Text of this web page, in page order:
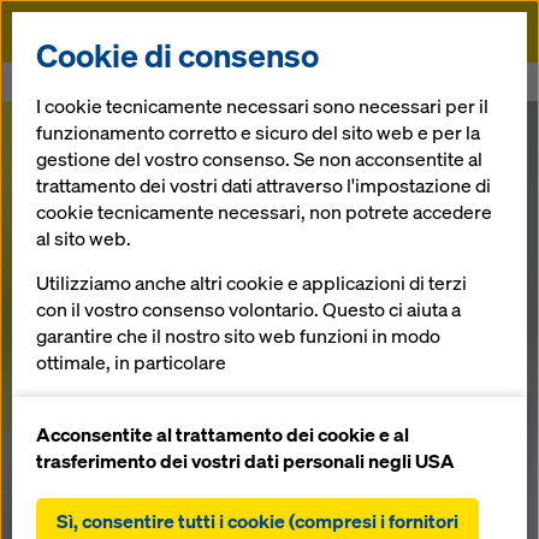
Doka
Grazie per il vostro interesse.
Controllate la vostra casella di posta
per ricevere il link per il download
Cookie di consenso
I cookie tecnicamente necessari sono necessari per il
funzionamento corretto e sicuro del sito web e per la
gestione del vostro consenso. Se non acconsentite al
trattamento dei vostri dati attraverso l'impostazione di
cookie tecnicamente necessari, non potrete accedere
al sito web.
Utilizziamo anche altri cookie e applicazioni di terzi
con il vostro consenso volontario. Questo ci aiuta a
garantire che il nostro sito web funzioni in modo
ottimale, in particolare
nostro sito web (cookie funzionali e statistici),
facilitare un processo di acquisto senza problemi
statistici),
Acconsentite al trattamento dei cookie e al
trasferimento dei vostri dati personali negli USA
Sì, consentire tutti i cookie (compresi i fornitori